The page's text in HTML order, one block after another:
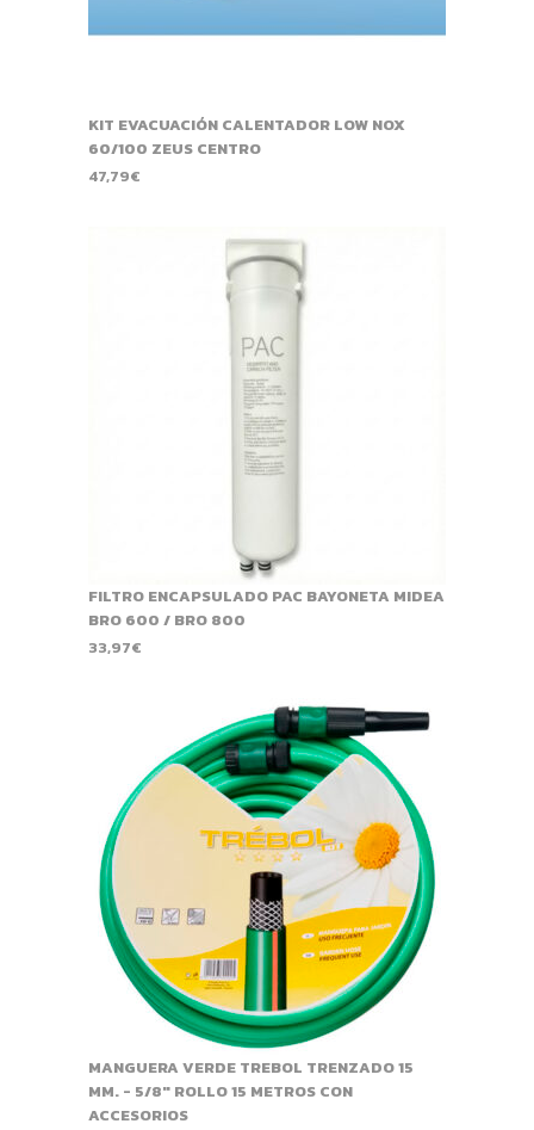
KIT EVACUACIÓN CALENTADOR LOW NOX
60/100 ZEUS CENTRO
47,79€
FILTRO ENCAPSULADO PAC BAYONETA MIDEA
BRO 600 / BRO 800
33,97€
MANGUERA VERDE TREBOL TRENZADO 15
MM. - 5/8" ROLLO 15 METROS CON
ACCESORIOS